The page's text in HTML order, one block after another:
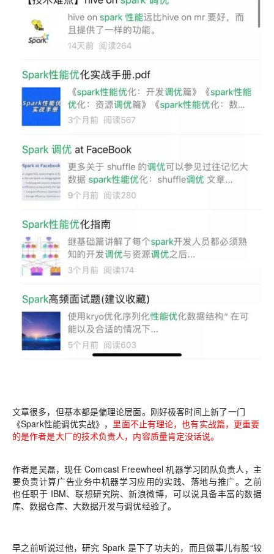
文章很多，但基本都是偏理论层面。刚好极客时间上新了一门
《Spark性能调优实战》， 里面不止有理论，也有实战篇，更重要
的是作者是大厂的技术负责人，内容质量肯定没话说。
作者是吴磊，现任 Comcast Freewheel 机器学习团队负责人，主
要负责计算广告业务中机器学习应用的实践、落地与推广。之前
也任职于 IBM、联想研究院、新浪微博，可以说具备丰富的数据
库、数据仓库、大数据开发与调优经验了。
早之前听说过他，研究 Spark 是下了功夫的，而且做事儿有股“较